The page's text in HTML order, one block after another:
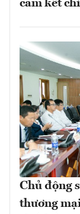
cam kết
Chủ động
thương